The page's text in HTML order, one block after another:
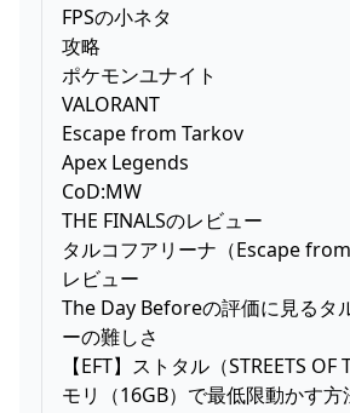
FPSの小ネタ
攻略
ポケモンユナイト
VALORANT
Escape from Tarkov
Apex Legends
CoD:MW
THE FINALSのレビュー
タルコフアリーナ（Escape
レビュー
The Day Beforeの評価に見るタ
ーの難しさ
【EFT】ストタル（STREETS OF
モリ（16GB）で最低限動かす